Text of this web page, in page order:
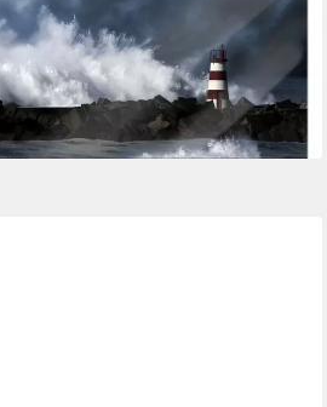
aus Echtglas, inkl. Aufhängungen und
dir